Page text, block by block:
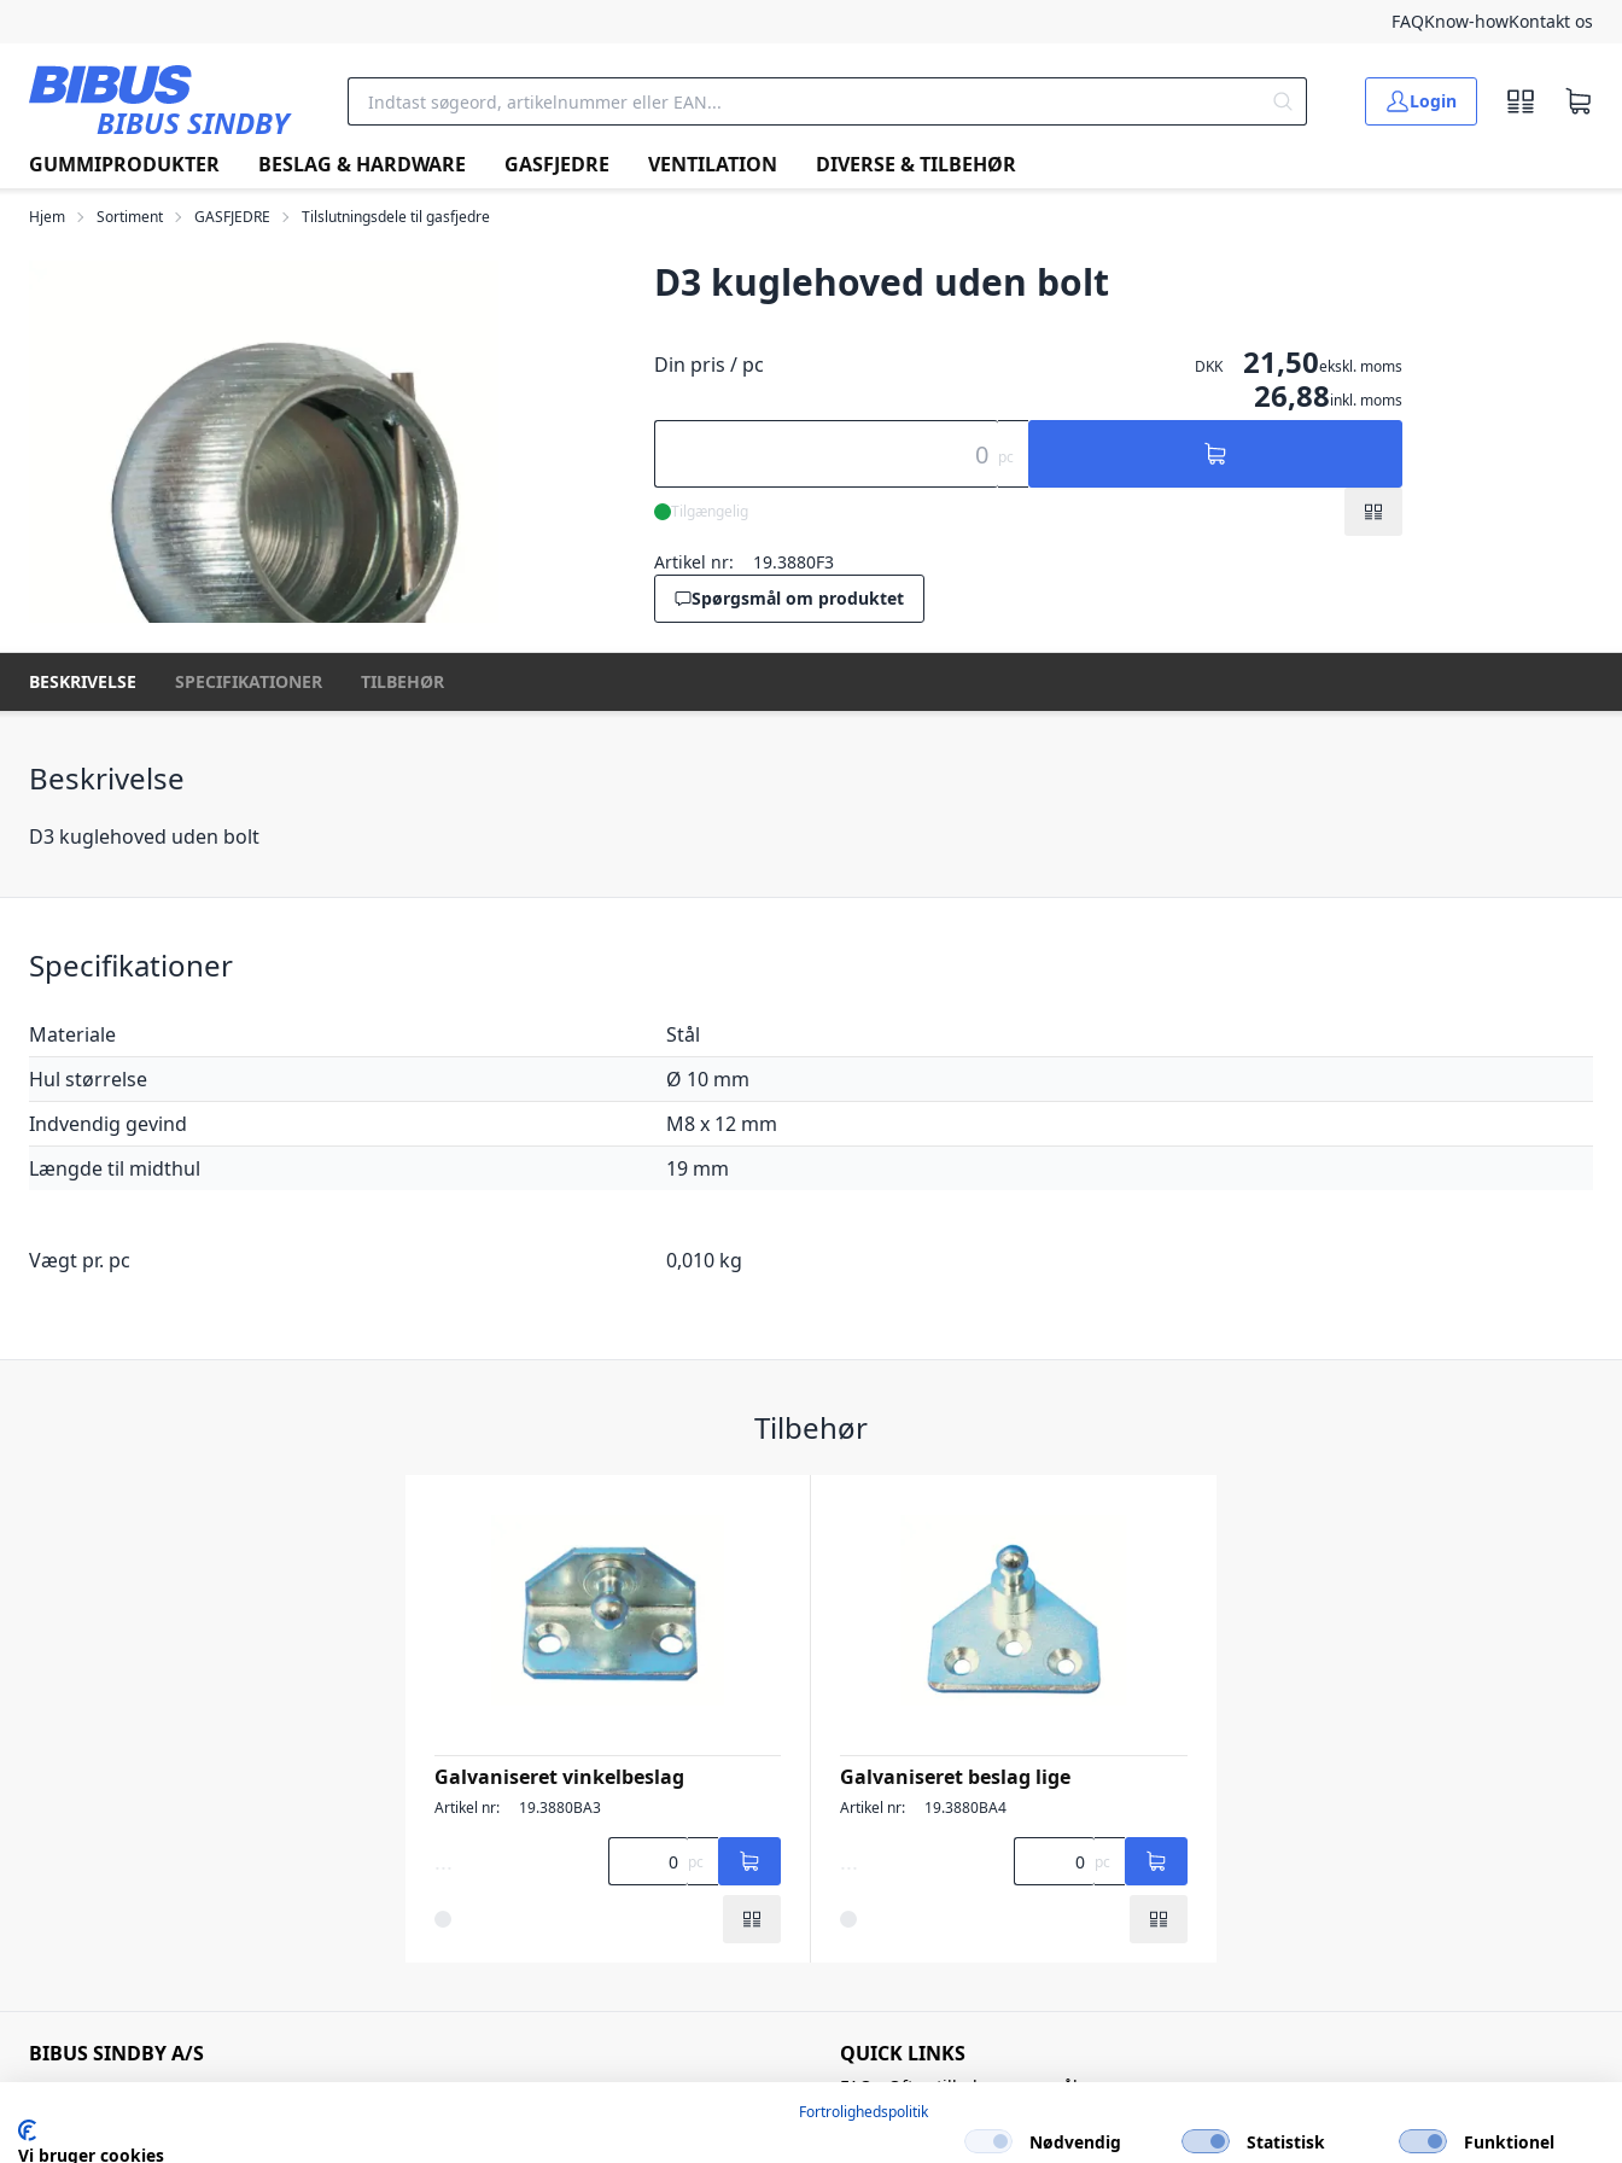
FAQKnow-howKontakt os
BIBUS SINDBY
Login
GUMMIPRODUKTER BESLAG & HARDWARE GASFJEDRE VENTILATION DIVERSE & TILBEHØR
Hjem Sortiment GASFJEDRE Tilslutningsdele til gasfjedre
D3 kuglehoved uden bolt
Din pris / pc DKK 21,50ekskl. moms
26,88inkl. moms
pc
Tilgængelig
Artikel nr:
19.3880F3
Spørgsmål om produktet
BESKRIVELSE SPECIFIKATIONER TILBEHØR
Beskrivelse
D3 kuglehoved uden bolt
Specifikationer
Materiale
Stål
Hul størrelse
Ø 10 mm
Indvendig gevind
M8 x 12 mm
Længde til midthul
19 mm
Vægt pr. pc 0,010 kg
Tilbehør
Galvaniseret vinkelbeslag
Artikel nr: 19.3880BA3
pc
Galvaniseret beslag lige
Artikel nr: 19.3880BA4
pc
BIBUS SINDBY A/S
7100 Vejle
Denmark
QUICK LINKS
FAQ - Ofte stillede spørgsmål
Kataloger
Fortrolighedspolitik
Vi bruger cookies
Nødvendig Statistisk Funktionel